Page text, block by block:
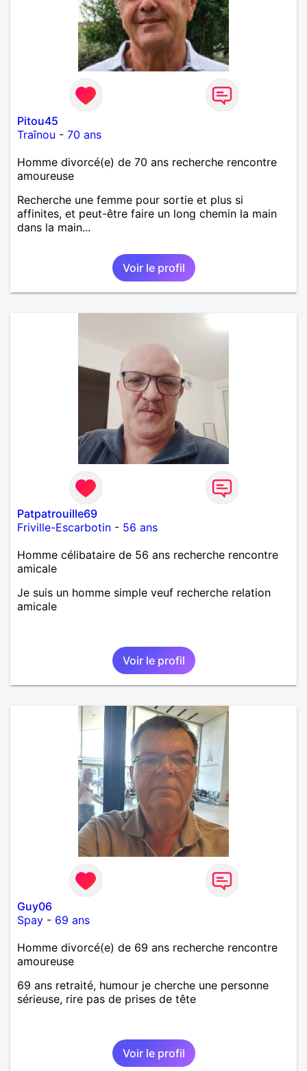
Pitou45
Traînou - 70 ans
Homme divorcé(e) de 70 ans recherche rencontre
amoureuse
Recherche une femme pour sortie et plus si
affinites, et peut-être faire un long chemin la main
dans la main...
Voir le profil
Patpatrouille69
Friville-Escarbotin - 56 ans
Homme célibataire de 56 ans recherche rencontre
amicale
Je suis un homme simple veuf recherche relation
amicale
Voir le profil
Guy06
Spay - 69 ans
Homme divorcé(e) de 69 ans recherche rencontre
amoureuse
69 ans retraité, humour je cherche une personne
sérieuse, rire pas de prises de tête
Voir le profil